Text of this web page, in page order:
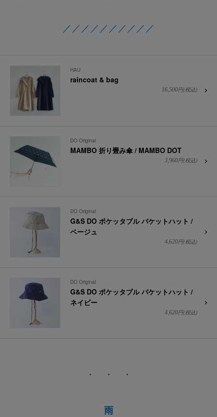
／／／／／／／／／／
HAU
raincoat & bag
16,500円(税込)
DO Original
MAMBO 折り畳み傘 / MAMBO DOT
3,960円(税込)
DO Original
G&S DO ポケッタブル バケットハット /
ベージュ
4,620円(税込)
DO Original
G&S DO ポケッタブル バケットハット /
ネイビー
4,620円(税込)
・ ・ ・
雨